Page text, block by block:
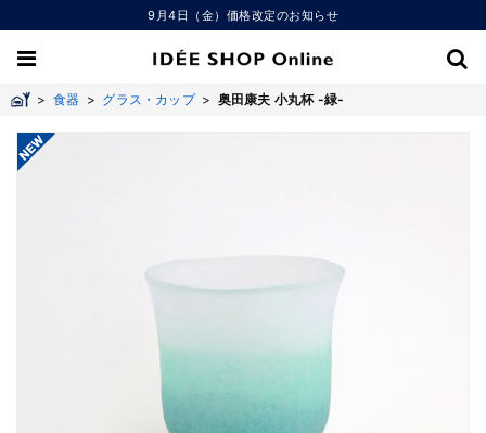
9月4日（金）価格改定のお知らせ
> 食器 > グラス・カップ> 奥田康夫 小丸杯 -緑-